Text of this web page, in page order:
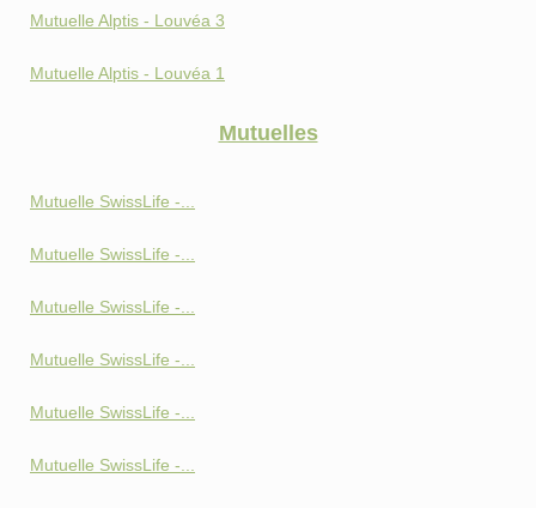
Mutuelle Alptis - Louvéa 3
Mutuelle Alptis - Louvéa 1
Mutuelles
Mutuelle SwissLife -...
Mutuelle SwissLife -...
Mutuelle SwissLife -...
Mutuelle SwissLife -...
Mutuelle SwissLife -...
Mutuelle SwissLife -...